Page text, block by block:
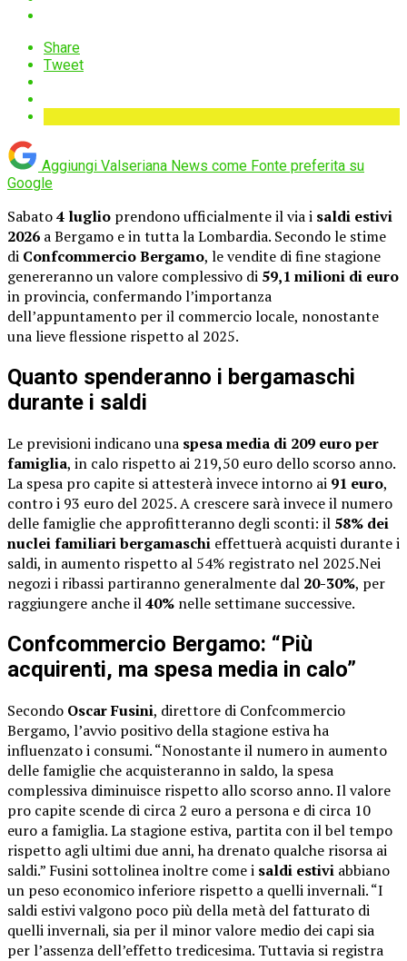
Share
Tweet
Aggiungi Valseriana News come Fonte preferita su
Google
Sabato4 luglio prendono ufficialmente il via i saldi estivi
2026 a Bergamo e in tutta la Lombardia. Secondo le stime
di Confcommercio Bergamo, le vendite di fine stagione
genereranno un valore complessivo di 59,1 milioni di euro
in provincia, confermando l’importanza
dell’appuntamento per il commercio locale, nonostante
una lieve flessione rispetto al 2025.
Quanto spenderanno i bergamaschi
durante i saldi
Le previsioni indicano una spesa media di 209 euro per
famiglia, in calo rispetto ai 219,50 euro dello scorso anno.
La spesa pro capite si attesterà invece intorno ai 91 euro,
contro i 93 euro del 2025. A crescere sarà invece il numero
delle famiglie che approfitteranno degli sconti: il 58% dei
nuclei familiari bergamaschi effettuerà acquisti durante i
saldi, in aumento rispetto al 54% registrato nel 2025.Nei
negozi i ribassi partiranno generalmente dal 20-30%, per
raggiungere anche il40% nelle settimane successive.
Confcommercio Bergamo: “Più
acquirenti, ma spesa media in calo”
Secondo Oscar Fusini, direttore di Confcommercio
Bergamo, l’avvio positivo della stagione estiva ha
influenzato i consumi. “Nonostante il numero in aumento
delle famiglie che acquisteranno in saldo, la spesa
complessiva diminuisce rispetto allo scorso anno. Il valore
pro capite scende di circa 2 euro a persona e di circa 10
euro a famiglia. La stagione estiva, partita con il bel tempo
rispetto agli ultimi due anni, ha drenato qualche risorsa ai
saldi.” Fusini sottolinea inoltre come i saldi estivi abbiano
un peso economico inferiore rispetto a quelli invernali. “I
saldi estivi valgono poco più della metà del fatturato di
quelli invernali, sia per il minor valore medio dei capi sia
per l’assenza dell’effetto tredicesima. Tuttavia si registra